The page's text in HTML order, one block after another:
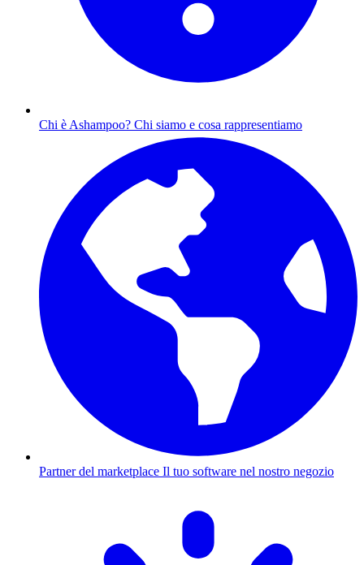
Chi è Ashampoo? Chi siamo e cosa rappresentiamo
Partner del marketplace Il tuo software nel nostro negozio